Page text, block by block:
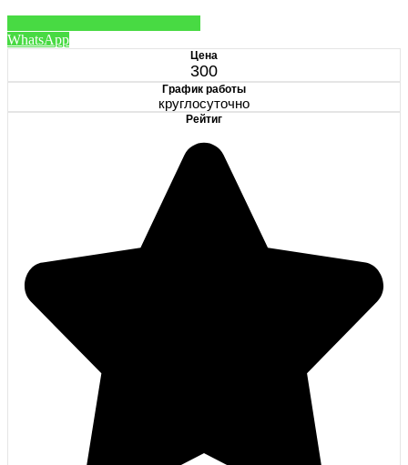
WhatsApp
Цена
300
График работы
круглосуточно
Рейтиг